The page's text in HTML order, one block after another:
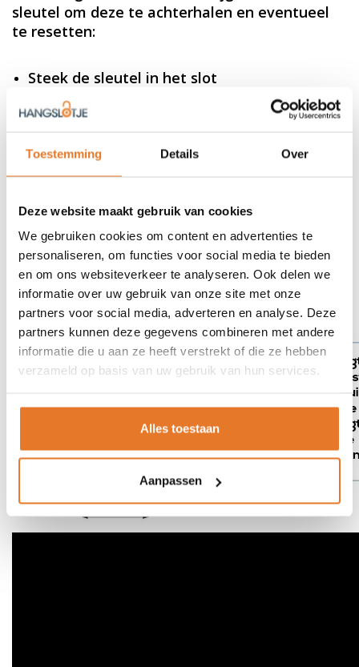
Toestemming Details Over
Deze website maakt gebruik van cookies
We gebruiken cookies om content en advertenties te
personaliseren, om functies voor social media te bieden
en om ons websiteverkeer te analyseren. Ook delen we
informatie over uw gebruik van onze site met onze
partners voor social media, adverteren en analyse. Deze
partners kunnen deze gegevens combineren met andere
informatie die u aan ze heeft verstrekt of die ze hebben
verzameld op basis van uw gebruik van hun services.
Alles toestaan
Aanpassen
sleutel om deze te achterhalen en eventueel
te resetten:
Steek de sleutel in het slot
Draai de sleutel naar rechts onder spanning
Draai aan de schijven tot ze stoppen
Stel indien gewenst nu een nieuwe code in
cijfercode achteraf mogelijk. Het heeft een
langere, dunnere beugel, ideaal voor grotere
garderobe lockers. Sommige sportscholen
verstrekken leden hun eigen slot voor betere
hygiëne. Het slot heeft een stalen,
verchroomde beugel.